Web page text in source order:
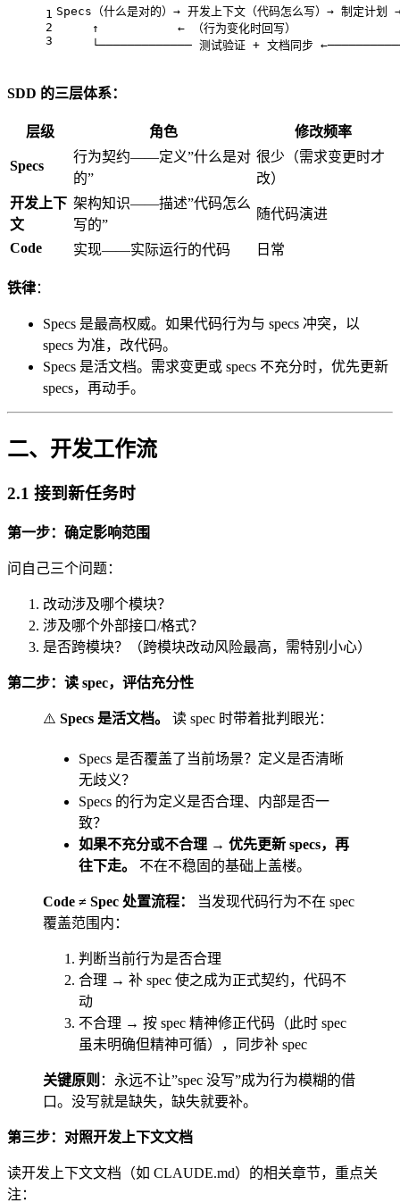
1
2
3
Specs（什么是对的）→ 开发上下文（代码怎么写）→ 制定计划
↑           ← （行为变化时回写）
└───────────── 测试验证 + 文档同步
SDD 的三层体系：
层级 角色 修改频率
Specs
行为契约——定义”什么是对
的”
很少（需求变更时才
改）
开发上下
文
架构知识——描述”代码怎么
写的”
随代码演进
Code 实现——实际运行的代码 日常
铁律：
Specs 是最高权威。如果代码行为与 specs 冲突，以
specs 为准，改代码。
Specs 是活文档。需求变更或 specs 不充分时，优先更新
specs，再动手。
二、开发工作流
2.1 接到新任务时
第一步：确定影响范围
问自己三个问题：
改动涉及哪个模块？
涉及哪个外部接口/格式？
是否跨模块？（跨模块改动风险最高，需特别小心）
第二步：读 spec，评估充分性
⚠️ Specs 是活文档。 读 spec 时带着批判眼光：
Specs 是否覆盖了当前场景？定义是否清晰
无歧义？
Specs 的行为定义是否合理、内部是否一
致？
如果不充分或不合理 → 优先更新 specs，再
往下走。
不在不稳固的基础上盖楼。
Code ≠ Spec 处置流程：
当发现代码行为不在 spec
覆盖范围内：
判断当前行为是否合理
合理 → 补 spec 使之成为正式契约，代码不
动
不合理 → 按 spec 精神修正代码（此时 spec
虽未明确但精神可循），同步补 spec
关键原则 ：永远不让”spec 没写”成为行为模糊的借
口。没写就是缺失，缺失就要补。
第三步：对照开发上下文文档
读开发上下文文档（如 CLAUDE.md）的相关章节，重点关
注：